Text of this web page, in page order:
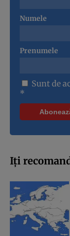
Numele
Prenumele
Sunt de
*
Iți